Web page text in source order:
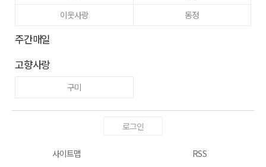
이웃사랑
동정
주간매일
고향사랑
구미
로그인
사이트맵 RSS